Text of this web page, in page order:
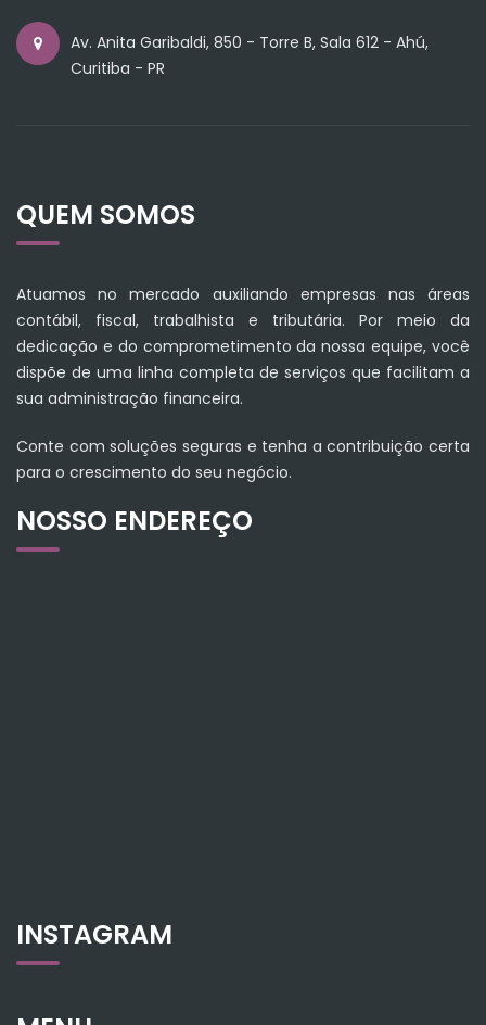
Av. Anita Garibaldi, 850 - Torre B, Sala 612 - Ahú,
Curitiba - PR
QUEM SOMOS
Atuamos no mercado auxiliando empresas nas áreas
contábil, fiscal, trabalhista e tributária. Por meio da
dedicação e do comprometimento da nossa equipe, você
dispõe de uma linha completa de serviços que facilitam a
sua administração financeira.
Conte com soluções seguras e tenha a contribuição certa
para o crescimento do seu negócio.
NOSSO ENDEREÇO
INSTAGRAM